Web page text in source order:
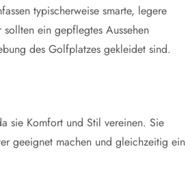
typischerweise smarte, legere
ein gepflegtes Aussehen
des Golfplatzes gekleidet sind.
sie Komfort und Stil vereinen. Sie
geeignet machen und gleichzeitig ein